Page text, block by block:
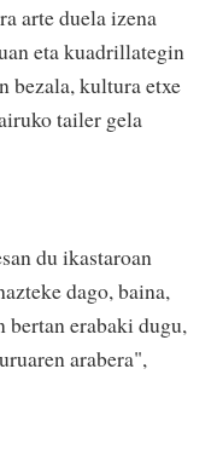
arte duela izena
eta kuadrillategin
bezala, kultura etxe
tailer gela
du ikastaroan
dago, baina,
erabaki dugu,
arabera",